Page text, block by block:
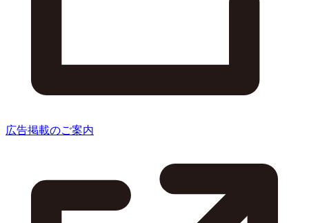
広告掲載のご案内